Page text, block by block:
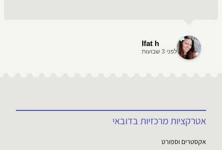
Ifat h
לפני 3 שבועות
אטרקציות מרכזיות בדובאי
אקסטרים וספורט